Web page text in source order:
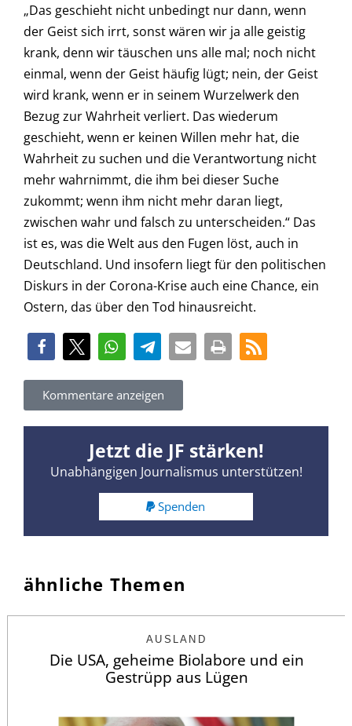
„Das geschieht nicht unbedingt nur dann, wenn
der Geist sich irrt, sonst wären wir ja alle geistig
krank, denn wir täuschen uns alle mal; noch nicht
einmal, wenn der Geist häufig lügt; nein, der Geist
wird krank, wenn er in seinem Wurzelwerk den
Bezug zur Wahrheit verliert. Das wiederum
geschieht, wenn er keinen Willen mehr hat, die
Wahrheit zu suchen und die Verantwortung nicht
mehr wahrnimmt, die ihm bei dieser Suche
zukommt; wenn ihm nicht mehr daran liegt,
zwischen wahr und falsch zu unterscheiden.“ Das
ist es, was die Welt aus den Fugen löst, auch in
Deutschland. Und insofern liegt für den politischen
Diskurs in der Corona-Krise auch eine Chance, ein
Ostern, das über den Tod hinausreicht.
Kommentare anzeigen
Jetzt die JF stärken!
Unabhängigen Journalismus unterstützen!
Spenden
ähnliche Themen
AUSLAND
Die USA, geheime Biolabore und ein
Gestrüpp aus Lügen